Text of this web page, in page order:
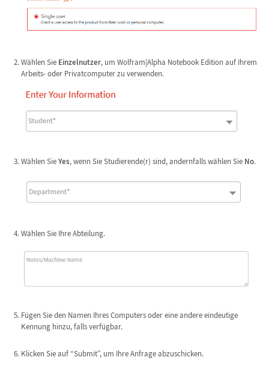
Wählen Sie Einzelnutzer, um Wolfram|Alpha Notebook Edition auf Ihrem
Arbeits- oder Privatcomputer zu verwenden.
Wählen SieYes, wenn Sie Studierende(r) sind, andernfalls wählen Sie No.
Wählen Sie Ihre Abteilung.
Fügen Sie den Namen Ihres Computers oder eine andere eindeutige
Kennung hinzu, falls verfügbar.
Klicken Sie auf “Submit”, um Ihre Anfrage abzuschicken.